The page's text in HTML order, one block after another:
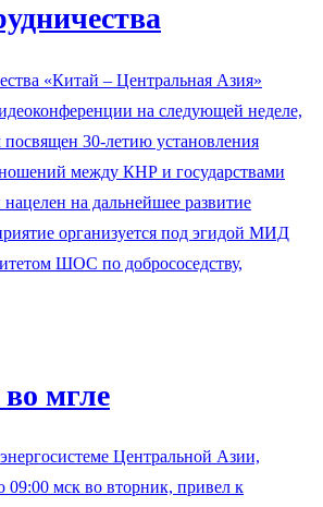
«Китай ‒ Центральная Азия»
на следующей неделе,
30-летию установления
между КНР и государствами
на дальнейшее развитие
организуется под эгидой МИД
ШОС по добрососедству,
мгле
Центральной Азии,
мск во вторник, привел к